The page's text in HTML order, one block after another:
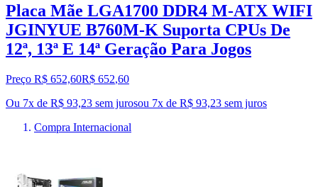
Placa Mãe LGA1700 DDR4 M-ATX WIFI
JGINYUE B760M-K Suporta CPUs De
12ª, 13ª E 14ª Geração Para Jogos
Preço R$ 652,60R$ 652,60
Ou 7x de R$ 93,23 sem jurosou 7x de R$ 93,23 sem juros
Compra Internacional